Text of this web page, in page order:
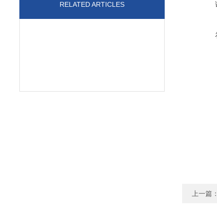
RELATED ARTICLES
上一篇